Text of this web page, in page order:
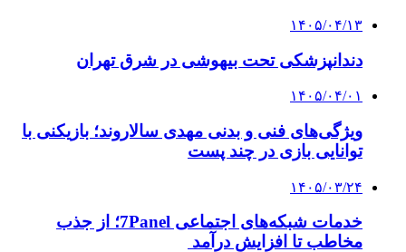
۱۴۰۵/۰۴/۱۳
دندانپزشکی تحت بیهوشی در شرق تهران
۱۴۰۵/۰۴/۰۱
ویژگی‌های فنی و بدنی مهدی سالاروند؛ بازیکنی با
توانایی بازی در چند پست
۱۴۰۵/۰۳/۲۴
خدمات شبکه‌های اجتماعی 7Panel؛ از جذب
مخاطب تا افزایش درآمد